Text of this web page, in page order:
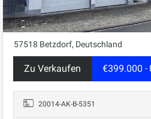
57518 Betzdorf, Deutschland
Zu Verkaufen €399.000 -
20014-AK-B-5351